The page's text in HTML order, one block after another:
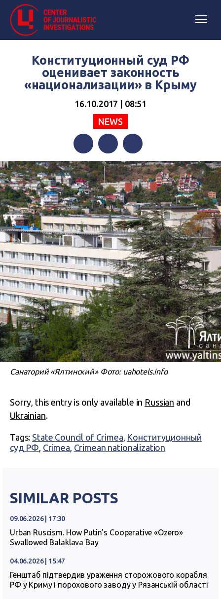
Конституционный суд РФ
оценивает законность
«национализации» в Крыму
16.10.2017 | 08:51
NEWS
FacebookTwitterTelegram
Санаторий «Ялтинский» Фото: uahotels.info
Sorry, this entry is only available in Russian and
Ukrainian.
Tags: State Council of Crimea, Конституционный
суд РФ, Crimea, Crimean nationalization
SIMILAR POSTS
09.06.2026 | 17:30
Urban Ruscism. How Putin’s Cooperative «Ozero»
Swallowed Balaklava Bay
04.06.2026 | 15:47
Генштаб підтвердив ураження сторожового корабля
РФ у Криму і порохового заводу у Рязанській області